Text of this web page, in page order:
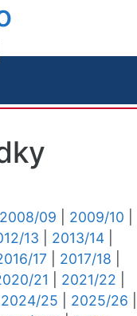
2008/09 2009/10
13 2013/14
17 2017/18
21 2021/22
2024/25 2025/26